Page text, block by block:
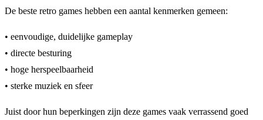
De beste retro games hebben een aantal kenmerken gemeen:
• eenvoudige, duidelijke gameplay
• directe besturing
• hoge herspeelbaarheid
• sterke muziek en sfeer
Juist door hun beperkingen zijn deze games vaak verrassend goed